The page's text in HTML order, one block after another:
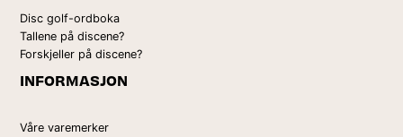
Disc golf-ordboka
Tallene på discene?
Forskjeller på discene?
INFORMASJON
Våre varemerker